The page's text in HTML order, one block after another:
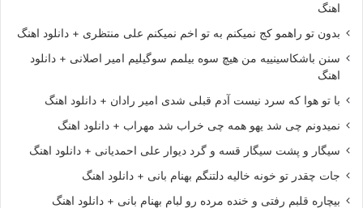
اهنگ
بدون تو راهمو کج نمیکنم به تو اخم نمیکنم علی منتظری + دانلود اهنگ
سنن باشکاسینییه من هیچ سوه بیلمم سوگیلیم امیر اصلانی + دانلود
اهنگ
با تو هوا که سرد نیست آدم قبلی شدی امیر رادان + دانلود اهنگ
نمیدونم چی شد یهو همه چی خراب شد مهراب + دانلود اهنگ
سیگار و پشت سیگار قسه و گرد دیوار علی احمدیانی + دانلود اهنگ
جات چقدر تو خونه خالیه دلتنگم بهنام بانی + دانلود اهنگ
بیچاره قلبم رفتی و خنده مرده رو لبام بهنام بانی + دانلود اهنگ